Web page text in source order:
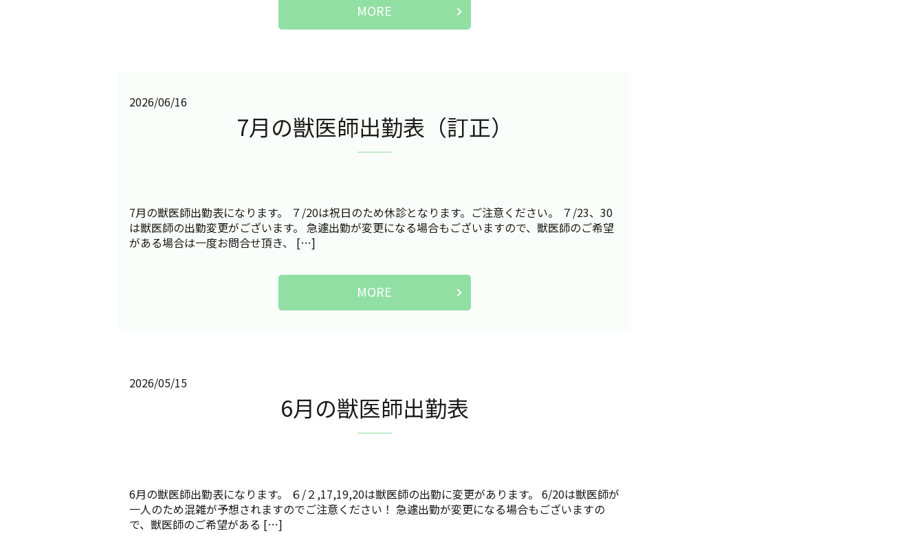
MORE
2026/06/16
7月の獣医師出勤表（訂正）
7月の獣医師出勤表になります。 ７/20は祝日のため休診となります。ご注意ください。 ７/23、30
は獣医師の出勤変更がございます。 急遽出勤が変更になる場合もございますので、獣医師のご希望
がある場合は一度お問合せ頂き、 […]
MORE
2026/05/15
6月の獣医師出勤表
6月の獣医師出勤表になります。 ６/２,17,19,20は獣医師の出勤に変更があります。 6/20は獣医師が
一人のため混雑が予想されますのでご注意ください！ 急遽出勤が変更になる場合もございますの
で、獣医師のご希望がある […]